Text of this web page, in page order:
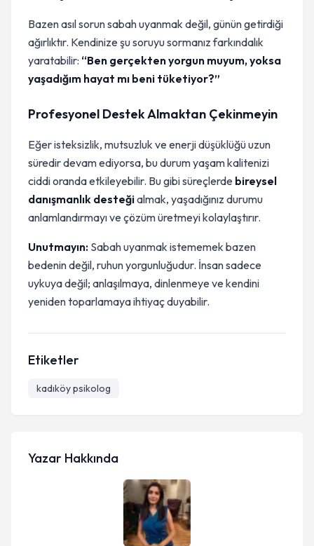
Bazen asıl sorun sabah uyanmak değil, günün getirdiği
ağırlıktır. Kendinize şu soruyu sormanız farkındalık
yaratabilir: “Ben gerçekten yorgun muyum, yoksa
yaşadığım hayat mı beni tüketiyor?”
Profesyonel Destek Almaktan Çekinmeyin
Eğer isteksizlik, mutsuzluk ve enerji düşüklüğü uzun
süredir devam ediyorsa, bu durum yaşam kalitenizi
ciddi oranda etkileyebilir. Bu gibi süreçlerde bireysel
danışmanlık desteğialmak, yaşadığınız durumu
anlamlandırmayı ve çözüm üretmeyi kolaylaştırır.
Unutmayın: Sabah uyanmak istememek bazen
bedenin değil, ruhun yorgunluğudur. İnsan sadece
uykuya değil; anlaşılmaya, dinlenmeye ve kendini
yeniden toparlamaya ihtiyaç duyabilir.
Etiketler
kadıköy psikolog
Yazar Hakkında